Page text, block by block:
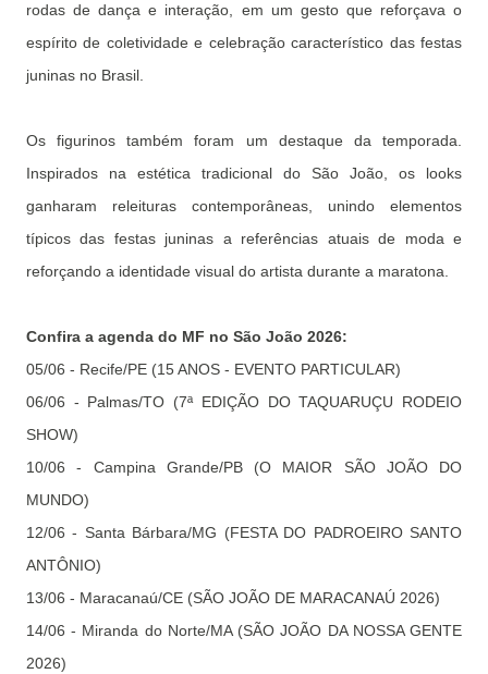
rodas de dança e interação, em um gesto que reforçava o
espírito de coletividade e celebração característico das festas
juninas no Brasil.
Os figurinos também foram um destaque da temporada.
Inspirados na estética tradicional do São João, os looks
ganharam releituras contemporâneas, unindo elementos
típicos das festas juninas a referências atuais de moda e
reforçando a identidade visual do artista durante a maratona.
Confira a agenda do MF no São João 2026:
05/06 - Recife/PE (15 ANOS - EVENTO PARTICULAR)
06/06 - Palmas/TO (7ª EDIÇÃO DO TAQUARUÇU RODEIO
SHOW)
10/06 - Campina Grande/PB (O MAIOR SÃO JOÃO DO
MUNDO)
12/06 - Santa Bárbara/MG (FESTA DO PADROEIRO SANTO
ANTÔNIO)
13/06 - Maracanaú/CE (SÃO JOÃO DE MARACANAÚ 2026)
14/06 - Miranda do Norte/MA (SÃO JOÃO DA NOSSA GENTE
2026)